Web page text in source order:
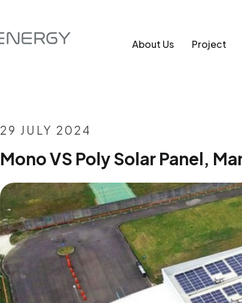
About Us Project
29 JULY 2024
Mono VS Poly Solar Panel,